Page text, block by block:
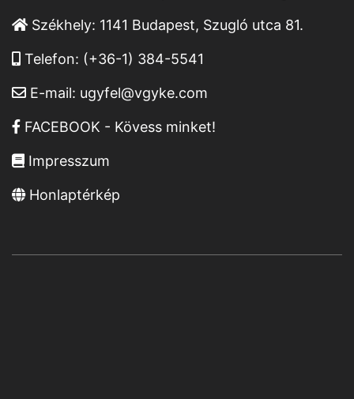
Székhely: 1141 Budapest, Szugló utca 81.
Telefon: (+36-1) 384-5541
E-mail: ugyfel@vgyke.com
FACEBOOK - Kövess minket!
Impresszum
Honlaptérkép